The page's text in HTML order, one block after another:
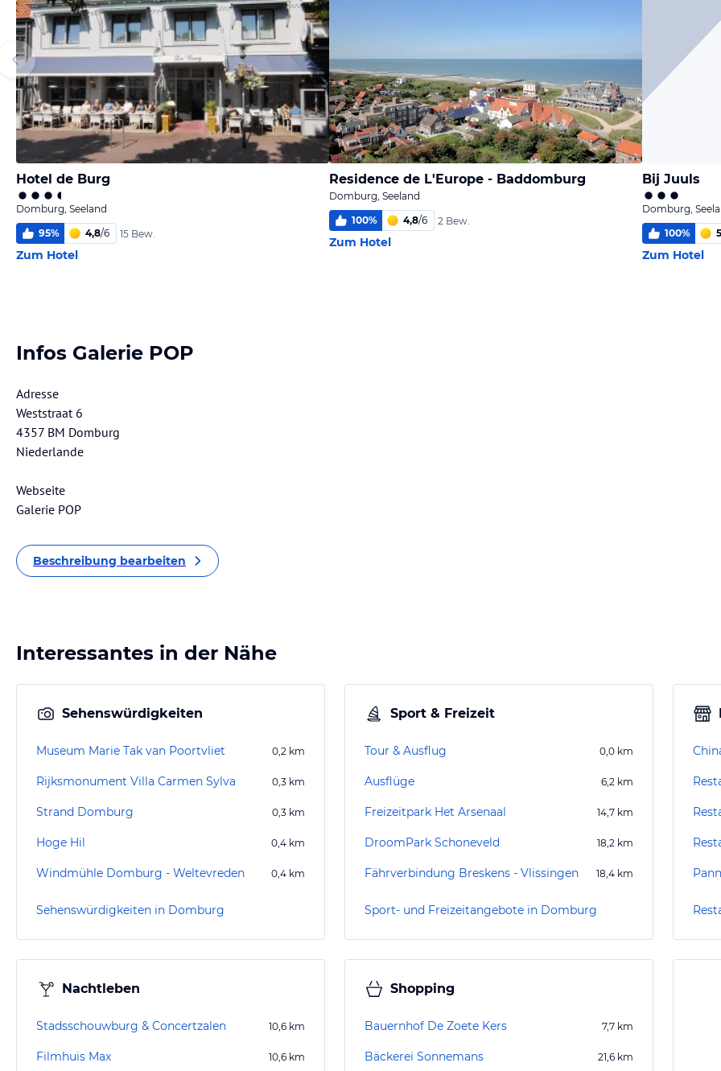
Hotel de Burg
Domburg, Seeland
95% 4,8/6 15 Bew.
Zum Hotel
Residence de L'Europe - Baddomburg
Domburg, Seeland
100% 4,8/6 2 Bew.
Zum Hotel
Bij Juuls
Domburg,
100%
Zum Hotel
Infos Galerie POP
Adresse
Weststraat 6
4357 BM Domburg
Niederlande
Webseite
Galerie POP
Beschreibung bearbeiten
Interessantes in der Nähe
Sehenswürdigkeiten
Museum Marie Tak van Poortvliet 0,2 km
Rijksmonument Villa Carmen Sylva 0,3 km
Strand Domburg 0,3 km
Hoge Hil 0,4 km
Windmühle Domburg - Weltevreden 0,4 km
Sehenswürdigkeiten in Domburg
Sport & Freizeit
Tour & Ausflug 0,0 km
Ausflüge 6,2 km
Freizeitpark Het Arsenaal 14,7 km
DroomPark Schoneveld 18,2 km
Fährverbindung Breskens - Vlissingen 18,4 km
Sport- und Freizeitangebote in Domburg
Nachtleben
Stadsschouwburg & Concertzalen 10,6 km
Filmhuis Max 10,6 km
Shopping
Bauernhof De Zoete Kers 7,7 km
Bäckerei Sonnemans 21,6 km